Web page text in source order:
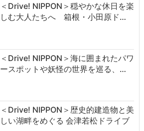
＜Drive! NIPPON＞穏やかな休日を楽
しむ大人たちへ 箱根・小田原ド…
＜Drive! NIPPON＞海に囲まれたパワ
ースポットや妖怪の世界を巡る、…
＜Drive! NIPPON＞歴史的建造物と美
しい湖畔をめぐる 会津若松ドライブ